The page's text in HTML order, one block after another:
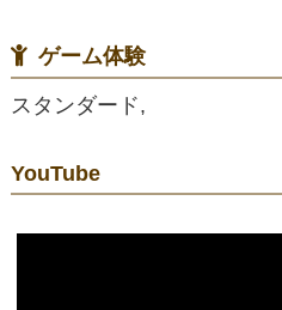
ゲーム体験
スタンダード,
YouTube